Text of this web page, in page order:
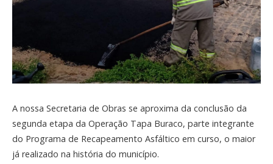
A nossa Secretaria de Obras se aproxima da conclusão da
segunda etapa da Operação Tapa Buraco, parte integrante
do Programa de Recapeamento Asfáltico em curso, o maior
já realizado na história do município.